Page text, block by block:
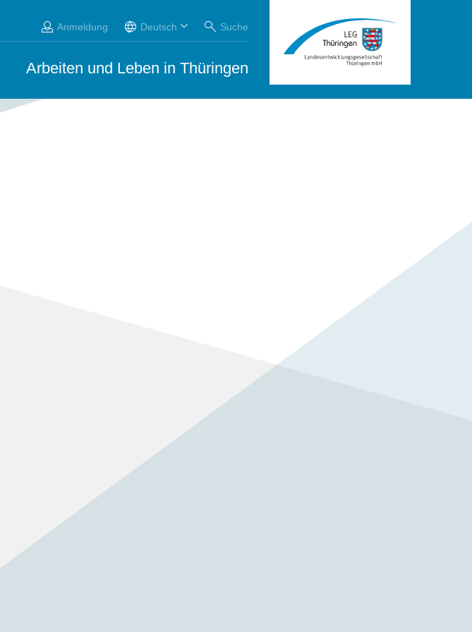
Anmeldung Deutsch Suche
Arbeiten und Leben in Thüringen